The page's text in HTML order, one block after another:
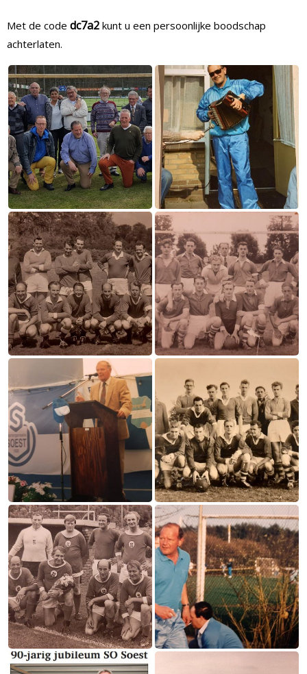
Met de code dc7a2 kunt u een persoonlijke boodschap
achterlaten.